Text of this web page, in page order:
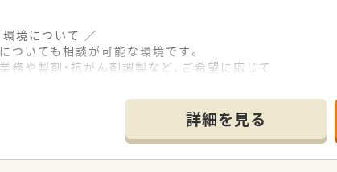
境について ／
ついても相談が可能な環境です。
務や製剤・抗がん剤調製など、ご希望に応じて
ア・化学療法・感染・糖尿病・栄養サポートほか、
医療にも力を入れております。
手3名で業務を行っています（2021年4月時点）
テ・散剤（円盤）・軟膏（練り機）導入済み！
詳細を見る